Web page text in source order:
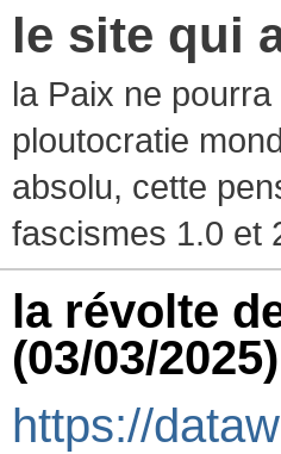
le site qui
la Paix ne
ploutocratie
absolu, cette
fascismes 1.0 et
la révolte
(03/03/2025)
https://